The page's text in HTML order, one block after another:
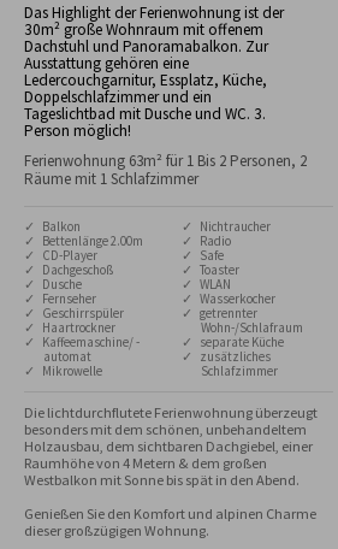
Das Highlight der Ferienwohnung ist der
30m² große Wohnraum mit offenem
Dachstuhl und Panoramabalkon. Zur
Ausstattung gehören eine
Ledercouchgarnitur, Essplatz, Küche,
Doppelschlafzimmer und ein
Tageslichtbad mit Dusche und WC. 3.
Person möglich!
Ferienwohnung 63m² für 1 Bis 2 Personen, 2
Räume mit 1 Schlafzimmer
✓ Balkon
✓ Bettenlänge 2.00m
✓ CD-Player
✓ Dachgeschoß
✓ Dusche
✓ Fernseher
✓ Geschirrspüler
✓ Haartrockner
✓ Kaffeemaschine/ -
automat
✓ Mikrowelle
✓ Nichtraucher
✓ Radio
✓ Safe
✓ Toaster
✓ WLAN
✓ Wasserkocher
✓ getrennter
Wohn-/Schlafraum
✓ separate Küche
✓ zusätzliches
Schlafzimmer
Die lichtdurchflutete Ferienwohnung überzeugt
besonders mit dem schönen, unbehandeltem
Holzausbau, dem sichtbaren Dachgiebel, einer
Raumhöhe von 4 Metern & dem großen
Westbalkon mit Sonne bis spät in den Abend.
Genießen Sie den Komfort und alpinen Charme
dieser großzügigen Wohnung.